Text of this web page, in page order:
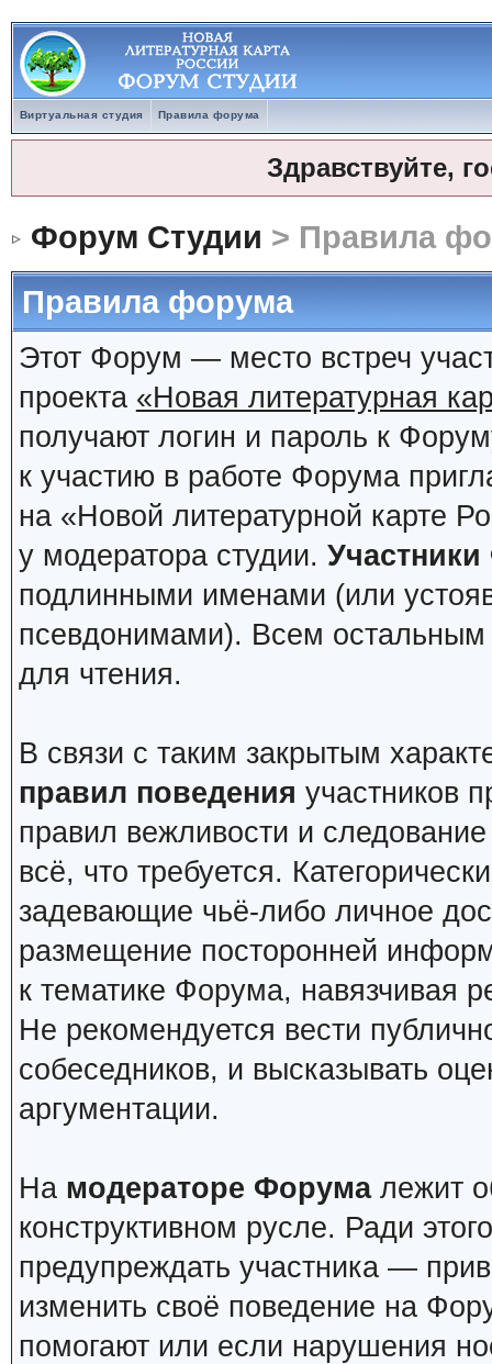
Виртуальная студия Правила форума
Здравствуйте,
Форум Студии > Правила
Правила форума
Этот Форум — место встреч
проекта «Новая литературная
получают логин и пароль к
к участию в работе Форума
на «Новой литературной карте
у модератора студии.
подлинными именами (или
псевдонимами). Всем остальным
для чтения.
В связи с таким закрытым
правил поведения участников
правил вежливости и
всё, что требуется.
задевающие чьё-либо личное
размещение посторонней
к тематике Форума, навязчивая
Не рекомендуется вести
собеседников, и высказывать
аргументации.
На модераторе Форумалежит
конструктивном русле. Ради
предупреждать участника —
изменить своё поведение на
помогают или если нарушения